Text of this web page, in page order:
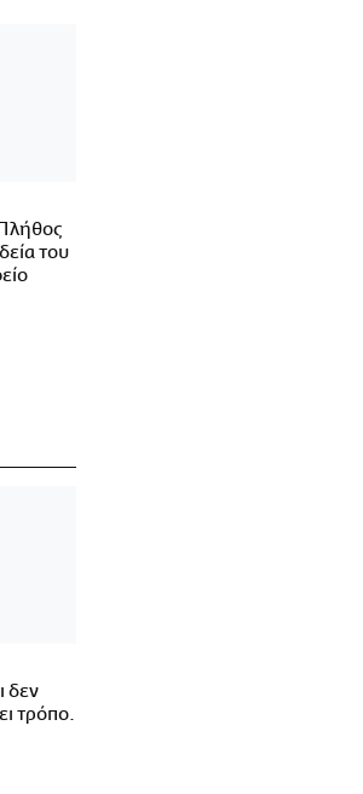
του
δεν
τρόπο.